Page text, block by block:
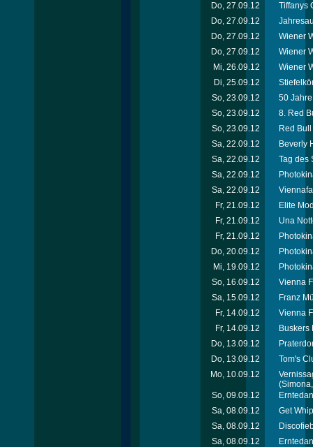
Do, 27.09.12
Tiffanys
Do, 27.09.12
Do, 27.09.12
Wiener
Do, 27.09.12
Wiener
Mi, 26.09.12
Wiener
Di, 25.09.12
So, 23.09.12
50
So, 23.09.12
8. Red
So, 23.09.12
Red
Sa, 22.09.12
Beverly
Sa, 22.09.12
Tag des
Sa, 22.09.12
Sa, 22.09.12
Fr, 21.09.12
Elite
Fr, 21.09.12
Una
Fr, 21.09.12
Do, 20.09.12
Mi, 19.09.12
So, 16.09.12
Vienna
Sa, 15.09.12
Franz
Fr, 14.09.12
Vienna
Fr, 14.09.12
Buskers
Do, 13.09.12
Do, 13.09.12
Tom's
Mo, 10.09.12
So, 09.09.12
Sa, 08.09.12
Get
Sa, 08.09.12
Sa, 08.09.12